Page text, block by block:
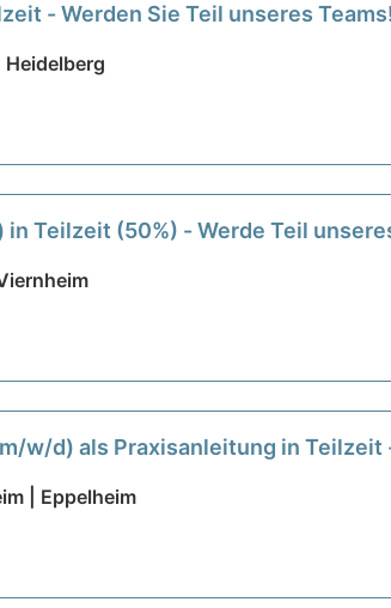
- Werden Sie Teil unseres Teams!
Teilzeit (50%) - Werde Teil
w/d) als Praxisanleitung in Teilzeit
| Eppelheim